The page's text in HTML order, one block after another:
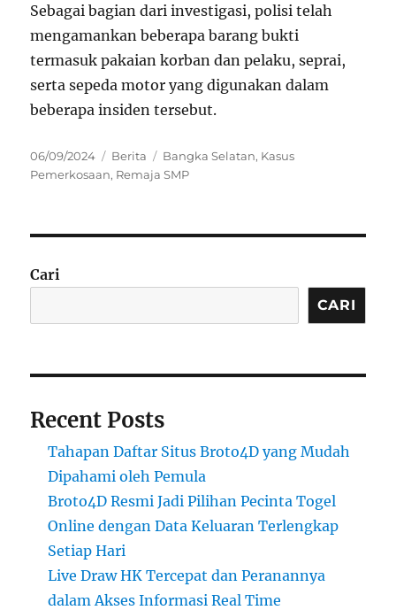
Sebagai bagian dari investigasi, polisi telah
mengamankan beberapa barang bukti
termasuk pakaian korban dan pelaku, seprai,
serta sepeda motor yang digunakan dalam
beberapa insiden tersebut.
Posted
on
06/09/2024 Categories
Berita Tags
Bangka Selatan, Kasus
Pemerkosaan, Remaja SMP
Cari
CARI
Recent Posts
Tahapan Daftar Situs Broto4D yang Mudah
Dipahami oleh Pemula
Broto4D Resmi Jadi Pilihan Pecinta Togel
Online dengan Data Keluaran Terlengkap
Setiap Hari
Live Draw HK Tercepat dan Peranannya
dalam Akses Informasi Real Time